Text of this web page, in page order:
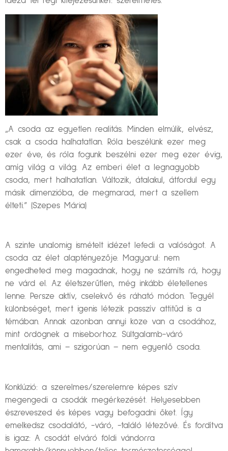
„A csoda az egyetlen realitás. Minden elmúlik, elvész,
csak a csoda halhatatlan. Róla beszélünk ezer meg
ezer éve, és róla fogunk beszélni ezer meg ezer évig,
amíg világ a világ. Az emberi élet a legnagyobb
csoda, mert halhatatlan. Változik, átalakul, átfordul egy
másik dimenzióba, de megmarad, mert a szellem
élteti.” (Szepes Mária)
A szinte unalomig ismételt idézet lefedi a valóságot. A
csoda az élet alaptényezője. Magyarul: nem
engedheted meg magadnak, hogy ne számíts rá, hogy
ne várd el. Az életszerűtlen, még inkább életellenes
lenne. Persze aktív, cselekvő és ráható módon. Tegyél
különbséget, mert igenis létezik passzív attitűd is a
témában. Annak azonban annyi köze van a csodához,
mint ördögnek a miseborhoz. Sültgalamb-váró
mentalitás, ami – szigorúan – nem egyenlő csoda.
Konklúzió: a szerelmes/szerelemre képes szív
megengedi a csodák megérkezését. Helyesebben
észreveszed és képes vagy befogadni őket. Így
emelkedsz csodalátó, -váró, -találó létezővé. És fordítva
is igaz: A csodát elváró földi vándorra